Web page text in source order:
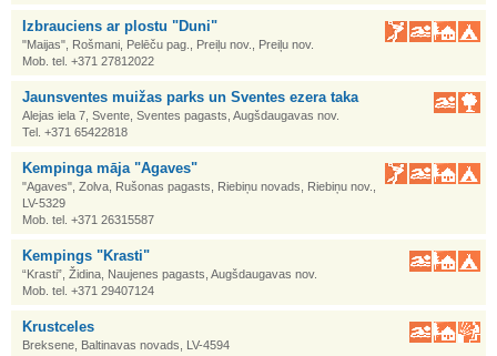
Izbrauciens ar plostu "Duni"
"Maijas", Rošmani, Pelēču pag., Preiļu nov., Preiļu nov.
Mob. tel. +371 27812022
Jaunsventes muižas parks un Sventes ezera taka
Alejas iela 7, Svente, Sventes pagasts, Augšdaugavas nov.
Tel. +371 65422818
Kempinga māja "Agaves"
"Agaves", Zolva, Rušonas pagasts, Riebiņu novads, Riebiņu nov.,
LV-5329
Mob. tel. +371 26315587
Kempings "Krasti"
“Krasti”, Židina, Naujenes pagasts, Augšdaugavas nov.
Mob. tel. +371 29407124
Krustceles
Breksene, Baltinavas novads, LV-4594